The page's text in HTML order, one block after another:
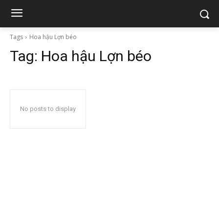
Tags Hoa hậu Lợn béo
Tag: Hoa hậu Lợn béo
No posts to display